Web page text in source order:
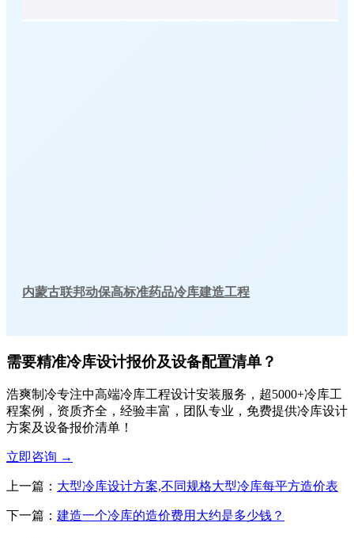
内蒙古联邦动保高标准药品冷库建造工程
需要精准冷库设计报价及设备配置清单？
浩爽制冷专注中高端冷库工程设计安装服务，超5000+冷库工
程案例，资质齐全，经验丰富，团队专业，免费提供冷库设计
方案及设备报价清单！
立即咨询 →
上一篇： 大型冷库设计方案,不同规格大型冷库每平方造价表
下一篇： 建造一个冷库的造价费用大约是多少钱？